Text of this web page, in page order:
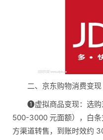
二、京东购物消费变现
❶虚拟商品变现：选购
500-3000 元面额），白
方渠道转售，到账时效约